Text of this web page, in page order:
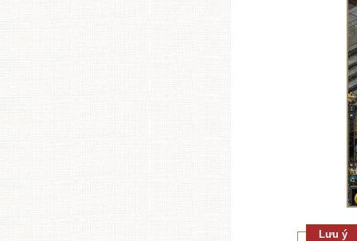
Lưu ý